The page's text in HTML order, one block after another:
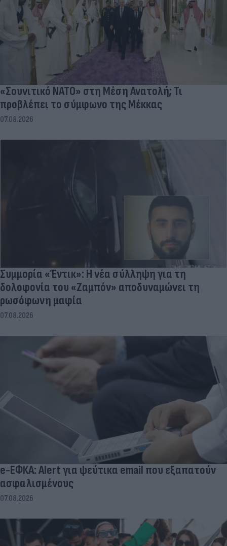
«Σουνιτικό ΝΑΤΟ» στη Μέση Ανατολή; Τι
προβλέπει το σύμφωνο της Μέκκας
07.08.2026
Συμμορία «Έντικ»: Η νέα σύλληψη για τη
δολοφονία του «Ζαμπόν» αποδυναμώνει τη
ρωσόφωνη μαφία
07.08.2026
e-ΕΦΚΑ: Alert για ψεύτικα email που εξαπατούν
ασφαλισμένους
07.08.2026